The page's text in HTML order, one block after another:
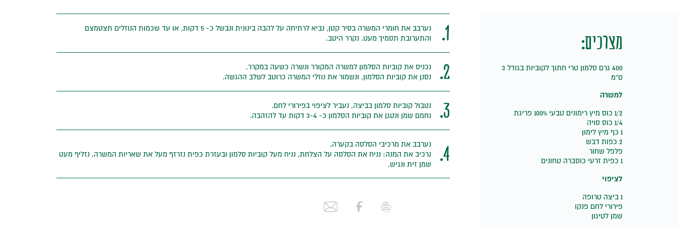
מצרכים:
400 גרם סלמון טרי חתוך לקוביות בגודל 3
ס”מ
למשרה
1/2 כוס מיץ רימונים טבעי 100% פריגת
1/4 כוס סויה
1 כף מיץ לימון
2 כפות דבש
פלפל שחור
1 כפית זרעי כוסברה טחונים
לציפוי
1 ביצה טרופה
פירורי לחם פנקו
שמן לטיגון
1.
נערבב את חומרי המשרה בסיר קטן, נביא לרתיחה על להבה בינונית ונבשל כ- 5 דקות, או עד שכמות הנוזלים תצטמצם
והתערובת תסמיך מעט. נקרר היטב.
2.
נכניס את קוביות הסלמון למשרה המקורר ונשרה כשעה במקרר.
נסנן את קוביות הסלמון, ונשמור את נוזלי המשרה כרוטב לשלב ההגשה.
3.
נטבול קוביות סלמון בביצה, נעביר לציפוי בפירורי לחם.
נחמם שמן ונטגן את קוביות הסלמון כ- 3-4 דקות עד להזהבה.
4.
נערבב את מרכיבי הסלסה בקערה.
נרכיב את המנה: נניח את הסלסה על הצלחת, נניח מעל קוביות סלמון ובעזרת כפית נזרזף מעל את שאריות המשרה. נזליף מעט
שמן זית ונגיש.